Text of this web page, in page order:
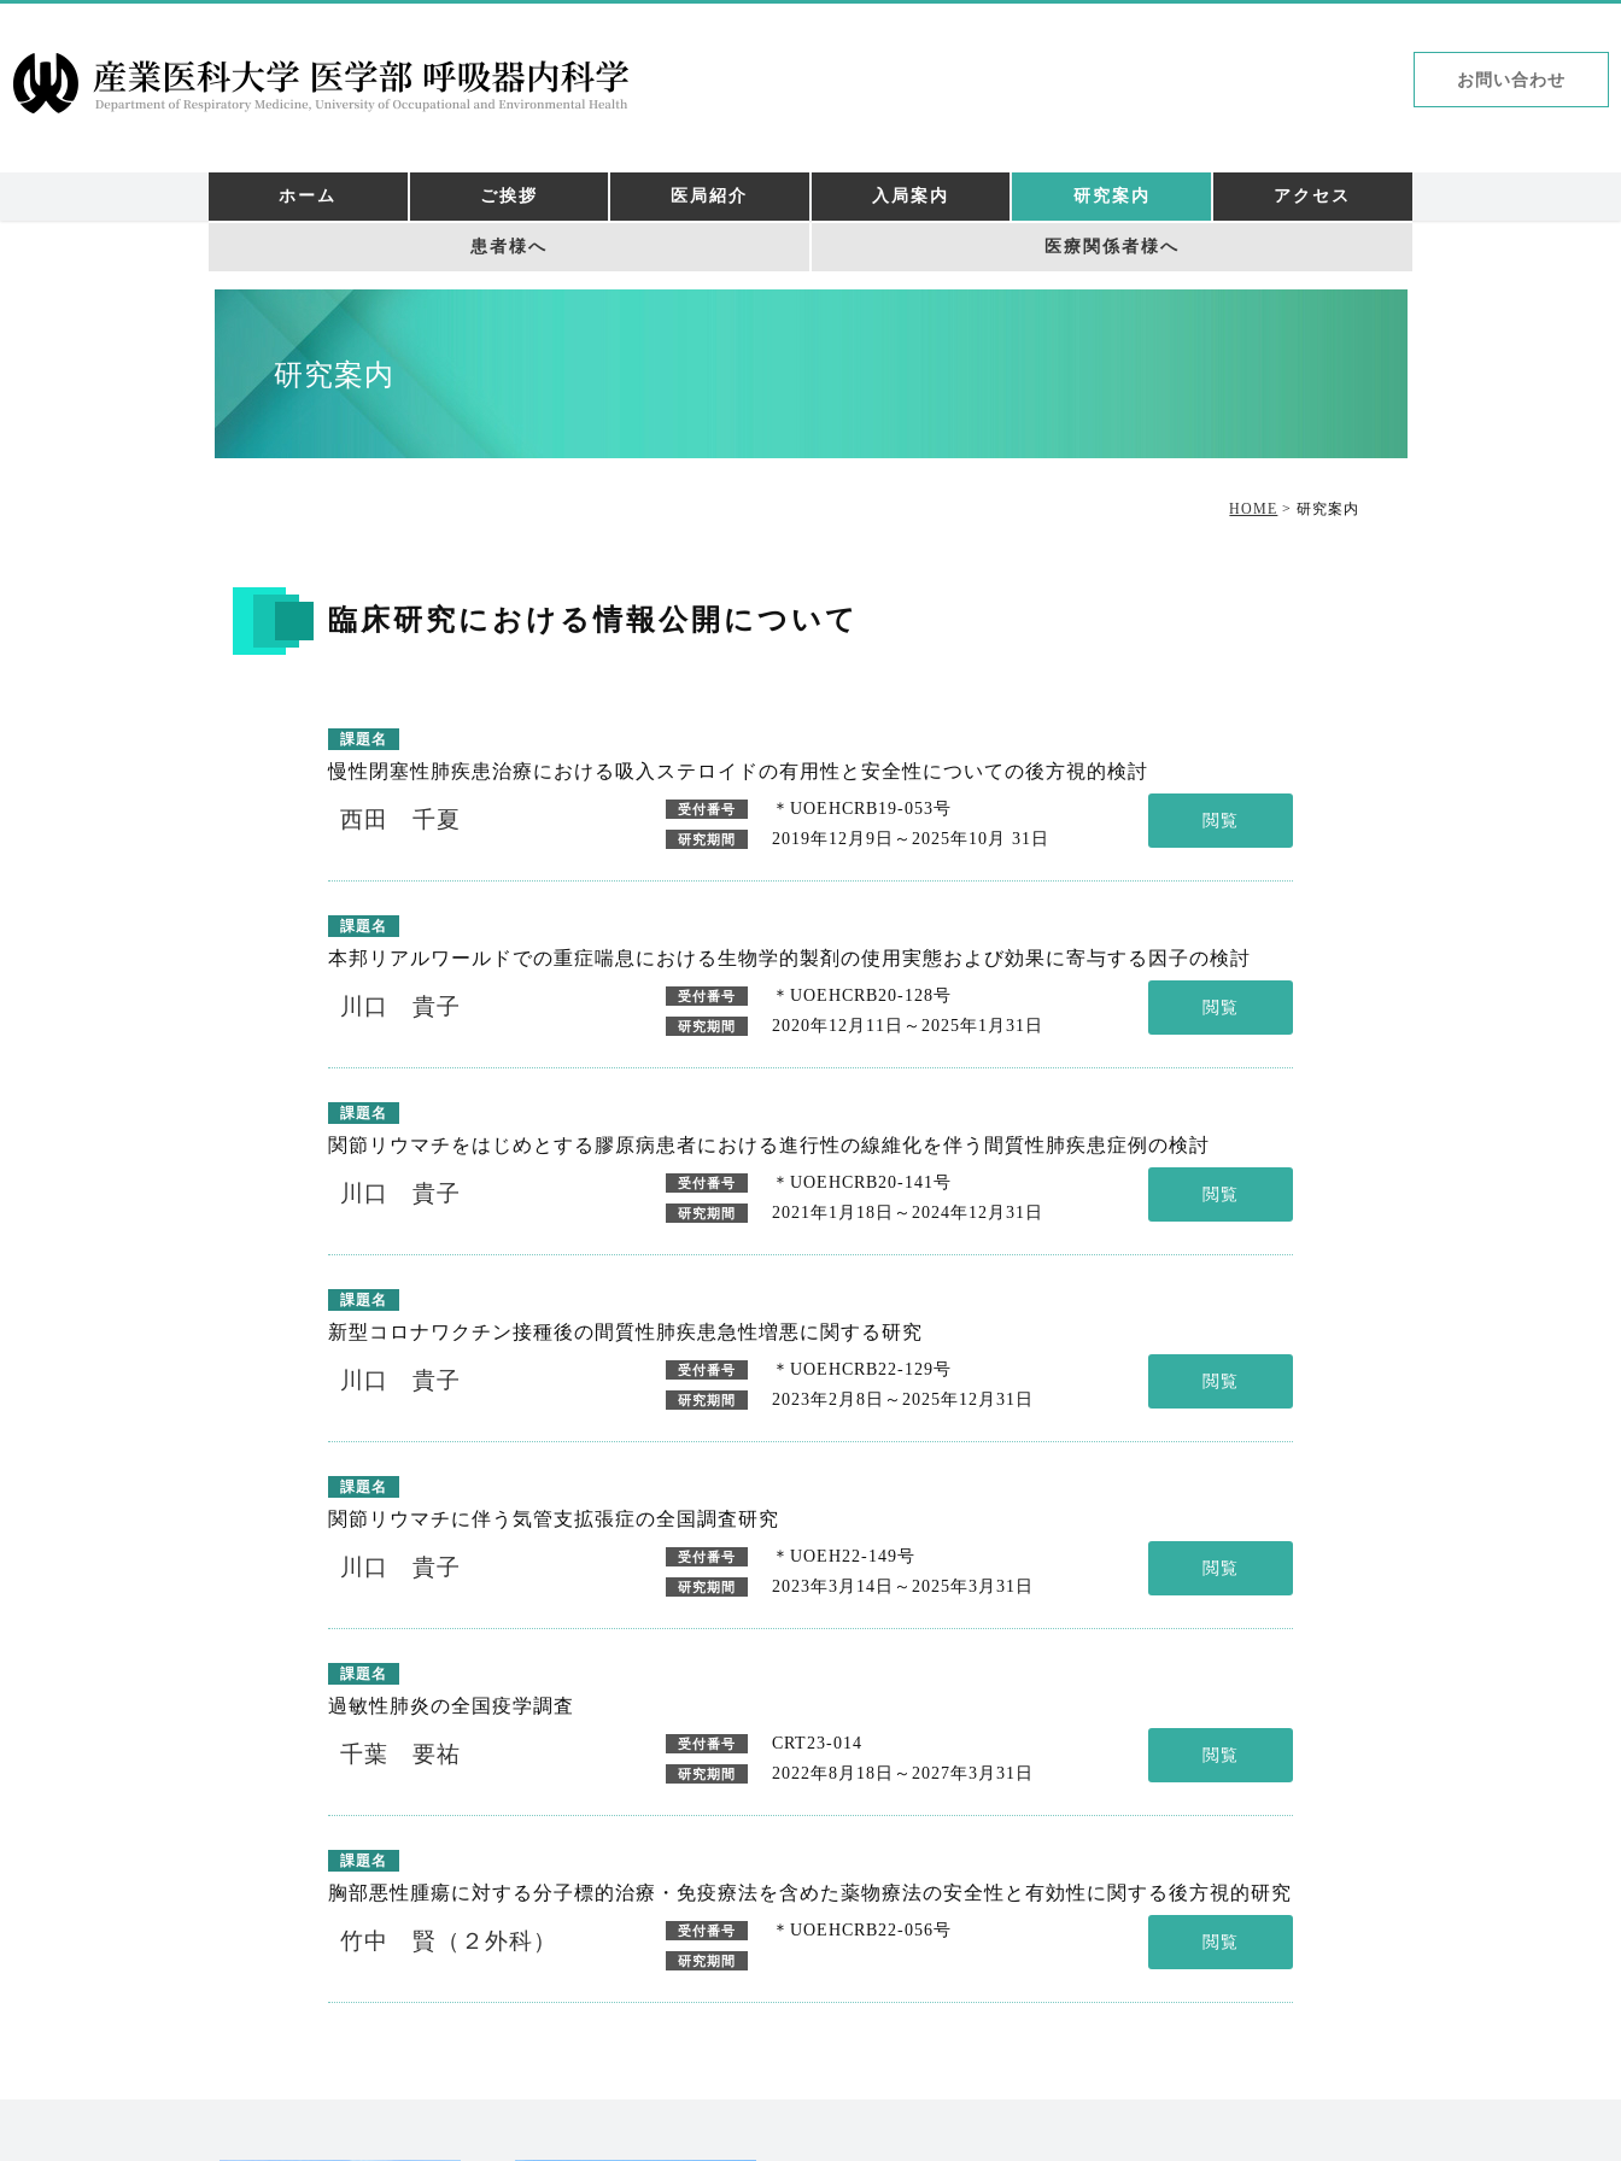
お問い合わせ
ホーム ご挨拶 医局紹介 入局案内 研究案内 アクセス
患者様へ 医療関係者様へ
研究案内
HOME > 研究案内
臨床研究における情報公開について
課題名
慢性閉塞性肺疾患治療における吸入ステロイドの有用性と安全性についての後方視的検討
西田 千夏 受付番号 ＊UOEHCRB19-053号
研究期間 2019年12月9日～2025年10月 31日
閲覧
課題名
本邦リアルワールドでの重症喘息における生物学的製剤の使用実態および効果に寄与する因子の検討
川口 貴子 受付番号 ＊UOEHCRB20-128号
研究期間 2020年12月11日～2025年1月31日
閲覧
課題名
関節リウマチをはじめとする膠原病患者における進行性の線維化を伴う間質性肺疾患症例の検討
川口 貴子 受付番号 ＊UOEHCRB20-141号
研究期間 2021年1月18日～2024年12月31日
閲覧
課題名
新型コロナワクチン接種後の間質性肺疾患急性増悪に関する研究
川口 貴子 受付番号 ＊UOEHCRB22-129号
研究期間 2023年2月8日～2025年12月31日
閲覧
課題名
関節リウマチに伴う気管支拡張症の全国調査研究
川口 貴子 受付番号 ＊UOEH22-149号
研究期間 2023年3月14日～2025年3月31日
閲覧
課題名
過敏性肺炎の全国疫学調査
千葉 要祐 受付番号 CRT23-014
研究期間 2022年8月18日～2027年3月31日
閲覧
課題名
胸部悪性腫瘍に対する分子標的治療・免疫療法を含めた薬物療法の安全性と有効性に関する後方視的研究
竹中 賢（２外科） 受付番号 ＊UOEHCRB22-056号
研究期間
閲覧